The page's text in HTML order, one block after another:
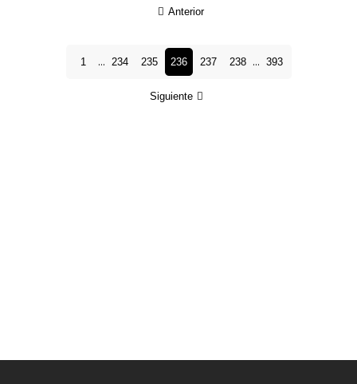
Anterior
1 ... 234 235 236 237 238 ... 393
Siguiente